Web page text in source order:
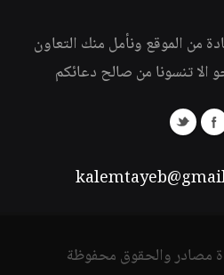
من الموقع ونأمل منك التعاون
الا تنسونا من صالح دعائكم
مصادر والحقوق محفوظة